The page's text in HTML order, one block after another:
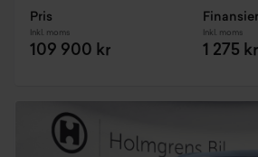
Pris
Inkl. moms
109 900 kr
Inkl. moms
1 275